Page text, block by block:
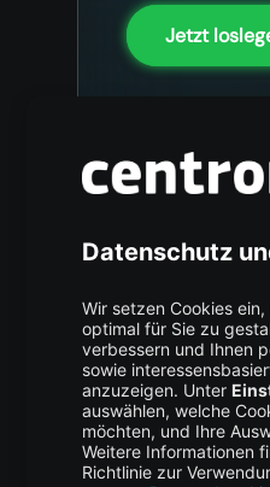
Jetzt
für neue Konten.
centron bietet flexible
Services mit
Ideen in die